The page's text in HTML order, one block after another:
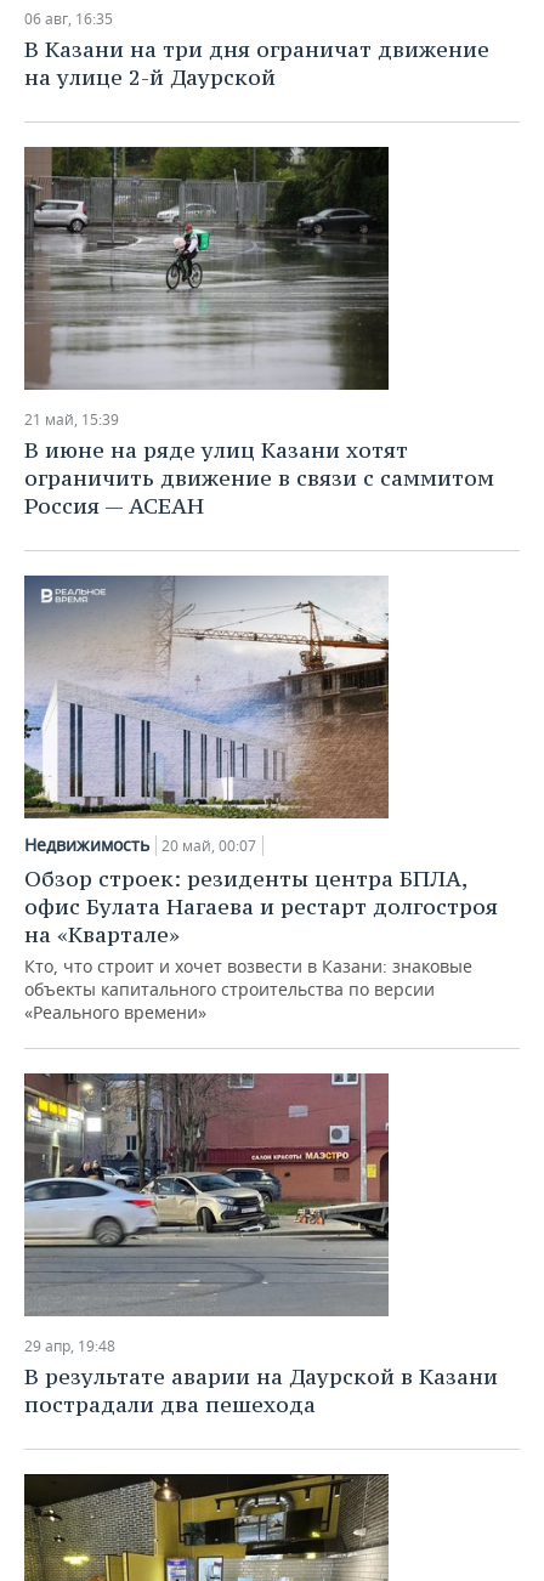
НЕФТЕХИМИЯ
НЕФТЬ
ОПК
ЭНЕРГЕТИКА
РОЗНИЧНАЯ ТОРГОВЛЯ
УСЛУГИ
НОВОСТИ ТЕХНОЛОГИЙ
МЕДИА
ТЕЛЕКОММУНИКАЦИИ
МЕРОПРИЯТИЯ
ВЫЕЗДНАЯ РЕДАКЦИЯ
БИЗНЕС-БРАНЧИ
ONLINE-КОНФЕРЕНЦИИ
ОТКРЫТАЯ ЛЕКЦИЯ
НОВОСТИ СПОРТА
ФУТБОЛ
ХОККЕЙ
БАСКЕТБОЛ
ВОЛЕЙБОЛ
ФИГУРНОЕ КАТАНИЕ
ВОДНЫЕ ВИДЫ СПОРТА
ХОККЕЙ С МЯЧОМ
ОБЩЕСТВО
НОВОСТИ ОБЩЕСТВА
ВЛАСТЬ
ИНФРАСТРУКТУРА
ИСТОРИЯ
МЕДИЦИНА
ОБРАЗОВАНИЕ
ПРОИСШЕСТВИЯ
ФОТОГАЛЕРЕЯ
СЮЖЕТЫ
СПРАВОЧНИК
СПИСОК ПЕРСОН
ПОЛНАЯ ВЕРСИЯ
06 авг, 16:35
В Казани на три дня ограничат движение
на улице 2-й Даурской
21 май, 15:39
В июне на ряде улиц Казани хотят
ограничить движение в связи с саммитом
Россия — АСЕАН
Недвижимость 20 май, 00:07
Обзор строек: резиденты центра БПЛА,
офис Булата Нагаева и рестарт долгостроя
на «Квартале»
Кто, что строит и хочет возвести в Казани: знаковые
объекты капитального строительства по версии
«Реального времени»
29 апр, 19:48
В результате аварии на Даурской в Казани
пострадали два пешехода